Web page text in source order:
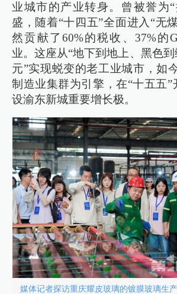
业城市的产业转身。曾被誉为
盛，随着“十四五”全面进入“无
然贡献了60%的税收、37%的
业。这座从“地下到地上、黑色
元”实现蜕变的老工业城市，如
制造业集群为引擎，在“十五五”
设渝东新城重要增长极。
媒体记者探访重庆耀皮玻璃的镀膜玻璃生